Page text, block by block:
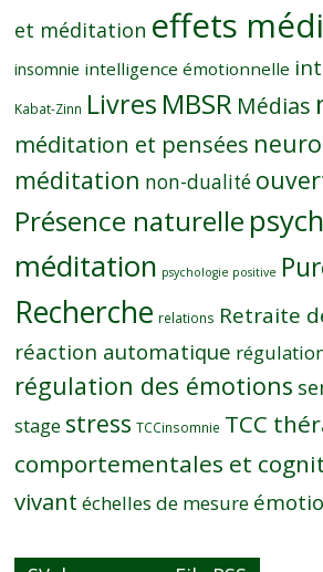
et méditation effets
insomnie intelligence émotionnelle
Kabat-Zinn Livres MBSR Médias
méditation et pensées
méditation non-dualité
Présence naturelle
méditation psychologie positive
Recherche relations Retraite
réaction automatique
régulation des émotions
stage stress TCCinsomnie TCC
comportementales et
vivant échelles de mesure